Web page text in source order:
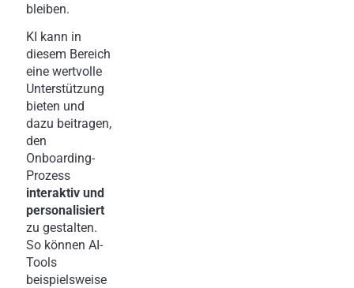
bleiben.
KI kann in
diesem Bereich
eine wertvolle
Unterstützung
bieten und
dazu beitragen,
den
Onboarding-
Prozess
interaktiv und
personalisiert
zu gestalten.
So können AI-
Tools
beispielsweise